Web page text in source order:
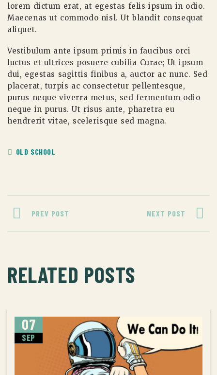
lorem dictum erat, at egestas felis ipsum in odio.
Maecenas ut commodo nisl. Ut blandit consequat
aliquet.
Vestibulum ante ipsum primis in faucibus orci
luctus et ultrices posuere cubilia Curae; Ut ipsum
dui, egestas sagittis finibus a, auctor ac nunc. Sed
placerat, turpis ac consectetur pellentesque,
purus neque viverra metus, sed fermentum odio
neque in purus. Ut risus ante, pharetra eu
hendrerit vitae, scelerisque sed magna.
OLD SCHOOL
PREV POST NEXT POST
RELATED POSTS
07
SEP